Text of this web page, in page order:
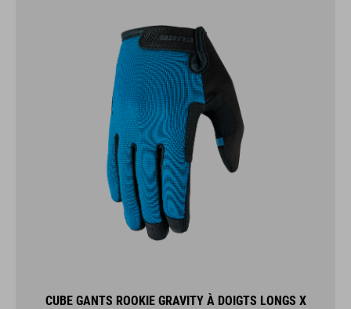
CUBE GANTS ROOKIE GRAVITY À DOIGTS LONGS X